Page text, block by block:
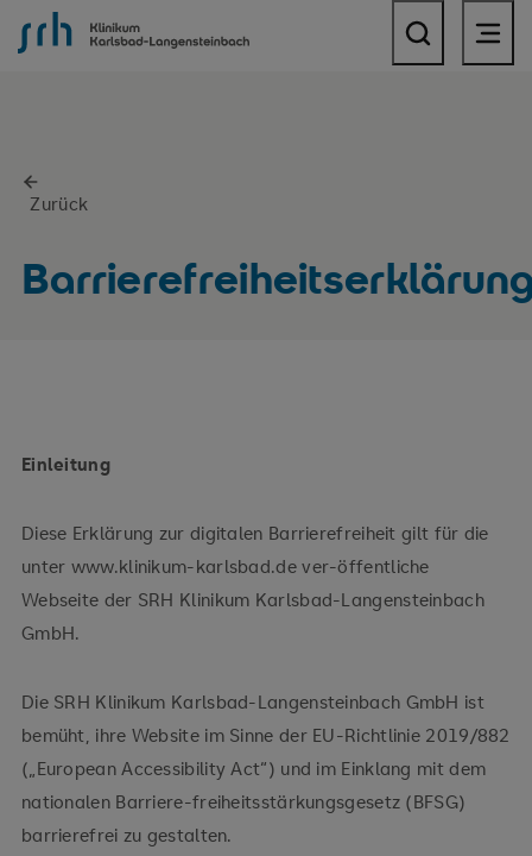
SRH Klinikum Karlsbad-Langensteinbach
Zurück
Einleitung
Diese Erklärung zur digitalen Barrierefreiheit gilt für die
unter www.klinikum-karlsbad.de ver-öffentliche
Webseite der SRH Klinikum Karlsbad-Langensteinbach
GmbH.
Die SRH Klinikum Karlsbad-Langensteinbach GmbH ist
bemüht, ihre Website im Sinne der EU-Richtlinie 2019/882
(„European Accessibility Act“) und im Einklang mit dem
nationalen Barriere-freiheitsstärkungsgesetz (BFSG)
barrierefrei zu gestalten.